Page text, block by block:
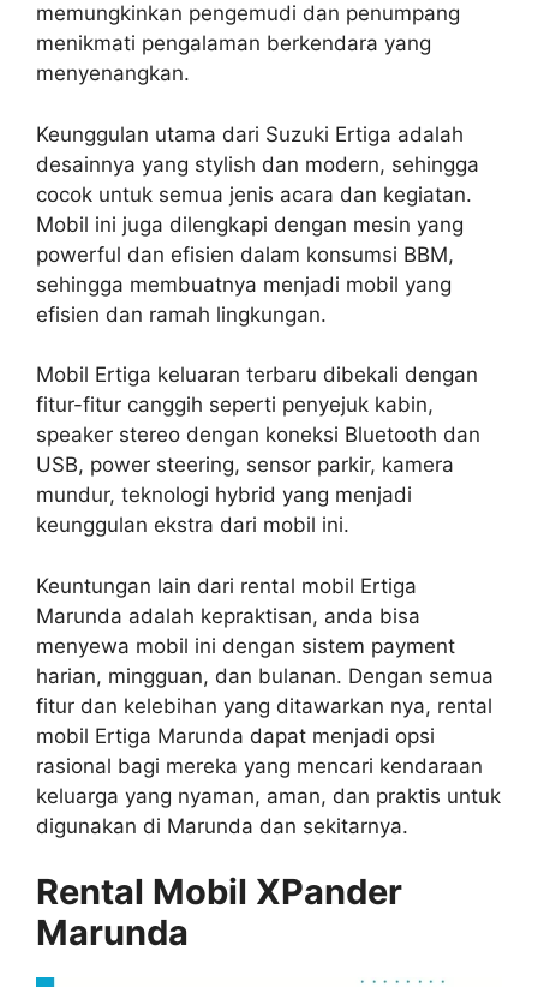
memungkinkan pengemudi dan penumpang
menikmati pengalaman berkendara yang
menyenangkan.
Keunggulan utama dari Suzuki Ertiga adalah
desainnya yang stylish dan modern, sehingga
cocok untuk semua jenis acara dan kegiatan.
Mobil ini juga dilengkapi dengan mesin yang
powerful dan efisien dalam konsumsi BBM,
sehingga membuatnya menjadi mobil yang
efisien dan ramah lingkungan.
Mobil Ertiga keluaran terbaru dibekali dengan
fitur-fitur canggih seperti penyejuk kabin,
speaker stereo dengan koneksi Bluetooth dan
USB, power steering, sensor parkir, kamera
mundur, teknologi hybrid yang menjadi
keunggulan ekstra dari mobil ini.
Keuntungan lain dari rental mobil Ertiga
Marunda adalah kepraktisan, anda bisa
menyewa mobil ini dengan sistem payment
harian, mingguan, dan bulanan. Dengan semua
fitur dan kelebihan yang ditawarkan nya, rental
mobil Ertiga Marunda dapat menjadi opsi
rasional bagi mereka yang mencari kendaraan
keluarga yang nyaman, aman, dan praktis untuk
digunakan di Marunda dan sekitarnya.
Rental Mobil XPander
Marunda